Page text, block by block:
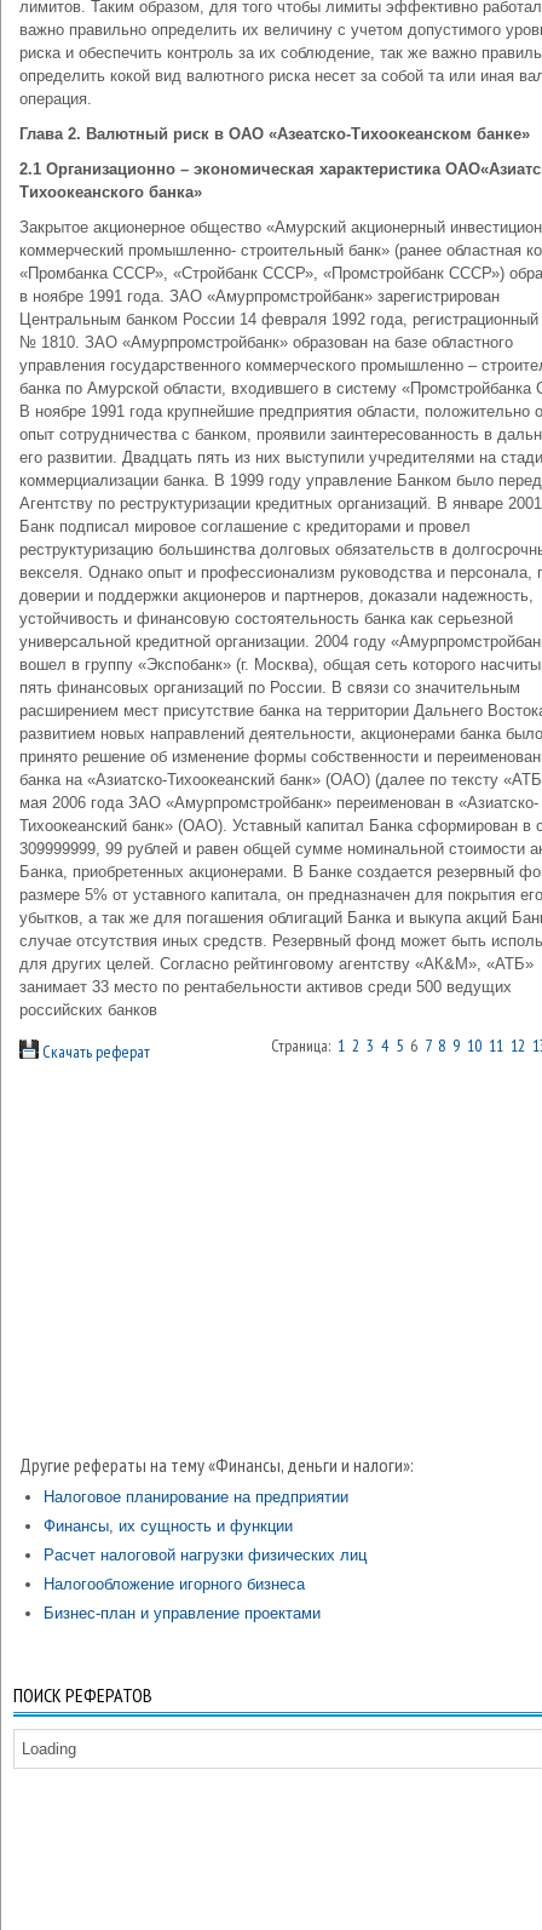
лимитов. Таким образом, для того чтобы лимиты эффективно
важно правильно определить их величину с учетом допустимого
риска и обеспечить контроль за их соблюдение, так же важно
определить кокой вид валютного риска несет за собой та или иная
операция.
Глава 2. Валютный риск в ОАО «Азеатско-Тихоокеанском банке»
2.1 Организационно – экономическая характеристика
Тихоокеанского банка»
Закрытое акционерное общество «Амурский акционерный
коммерческий промышленно- строительный банк» (ранее областная
«Промбанка СССР», «Стройбанк СССР», «Промстройбанк СССР»)
в ноябре 1991 года. ЗАО «Амурпромстройбанк» зарегистрирован
Центральным банком России 14 февраля 1992 года,
№ 1810. ЗАО «Амурпромстройбанк» образован на базе областного
управления государственного коммерческого промышленно –
банка по Амурской области, входившего в систему
В ноябре 1991 года крупнейшие предприятия области, положительно
опыт сотрудничества с банком, проявили заинтересованность в
его развитии. Двадцать пять из них выступили учредителями на
коммерциализации банка. В 1999 году управление Банком было
Агентству по реструктуризации кредитных организаций. В январе
Банк подписал мировое соглашение с кредиторами и провел
реструктуризацию большинства долговых обязательств в
векселя. Однако опыт и профессионализм руководства и персонала,
доверии и поддержки акционеров и партнеров, доказали надежность,
устойчивость и финансовую состоятельность банка как серьезной
универсальной кредитной организации. 2004 году
вошел в группу «Экспобанк» (г. Москва), общая сеть которого
пять финансовых организаций по России. В связи со значительным
расширением мест присутствие банка на территории Дальнего
развитием новых направлений деятельности, акционерами банка было
принято решение об изменение формы собственности и
банка на «Азиатско-Тихоокеанский банк» (ОАО) (далее по тексту
мая 2006 года ЗАО «Амурпромстройбанк» переименован в «Азиатско-
Тихоокеанский банк» (ОАО). Уставный капитал Банка сформирован в
309999999, 99 рублей и равен общей сумме номинальной стоимости
Банка, приобретенных акционерами. В Банке создается резервный
размере 5% от уставного капитала, он предназначен для покрытия его
убытков, а так же для погашения облигаций Банка и выкупа акций
случае отсутствия иных средств. Резервный фонд может быть
для других целей. Согласно рейтинговому агентству «АК&М», «АТБ»
занимает 33 место по рентабельности активов среди 500 ведущих
российских банков
Скачать реферат Страница: 1 2 3 4 5 6 7 8 9 10 11 12
Другие рефераты на тему «Финансы, деньги и налоги»:
Налоговое планирование на предприятии
Финансы, их сущность и функции
Расчет налоговой нагрузки физических лиц
Налогообложение игорного бизнеса
Бизнес-план и управление проектами
ПОИСК РЕФЕРАТОВ
Loading